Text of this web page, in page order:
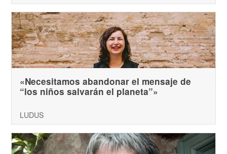
«Necesitamos abandonar el mensaje de
“los niños salvarán el planeta”»
LUDUS